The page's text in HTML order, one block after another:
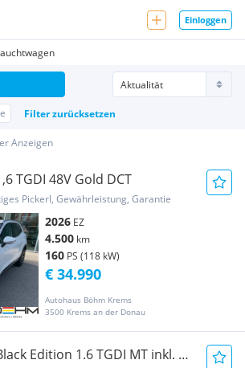
Einloggen
Filter zurücksetzen
Anzeigen
TGDI 48V Gold DCT
Pickerl, Gewährleistung, Garantie
2026 EZ
4.500 km
160 PS (118 kW)
Autohaus Böhm Krems
3500 Krems an der Donau
€ 34.990
Edition 1.6 TGDI MT inkl. SD